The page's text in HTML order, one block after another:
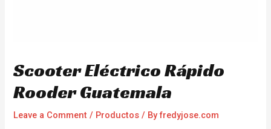
Scooter Eléctrico Rápido
Rooder Guatemala
Leave a Comment / Productos / Byfredyjose.com